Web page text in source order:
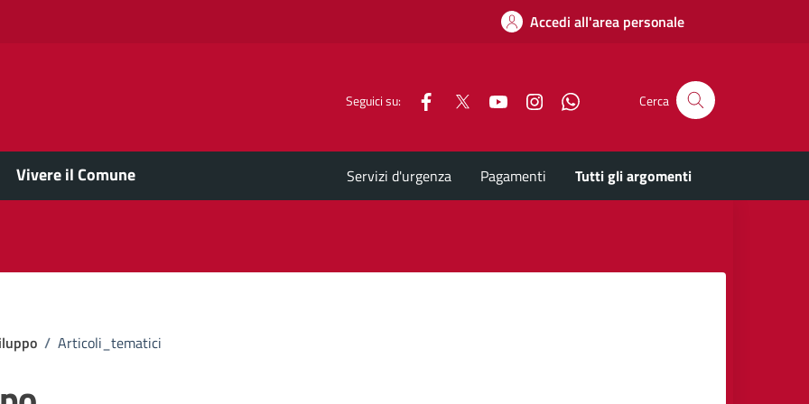
Accedi all'area personale
Seguici su: Facebook YouTubeInstagramWhatsappCerca
Vivere il Comune Servizi d'urgenza Pagamenti Tutti gli argomenti
/ Articoli_tematici